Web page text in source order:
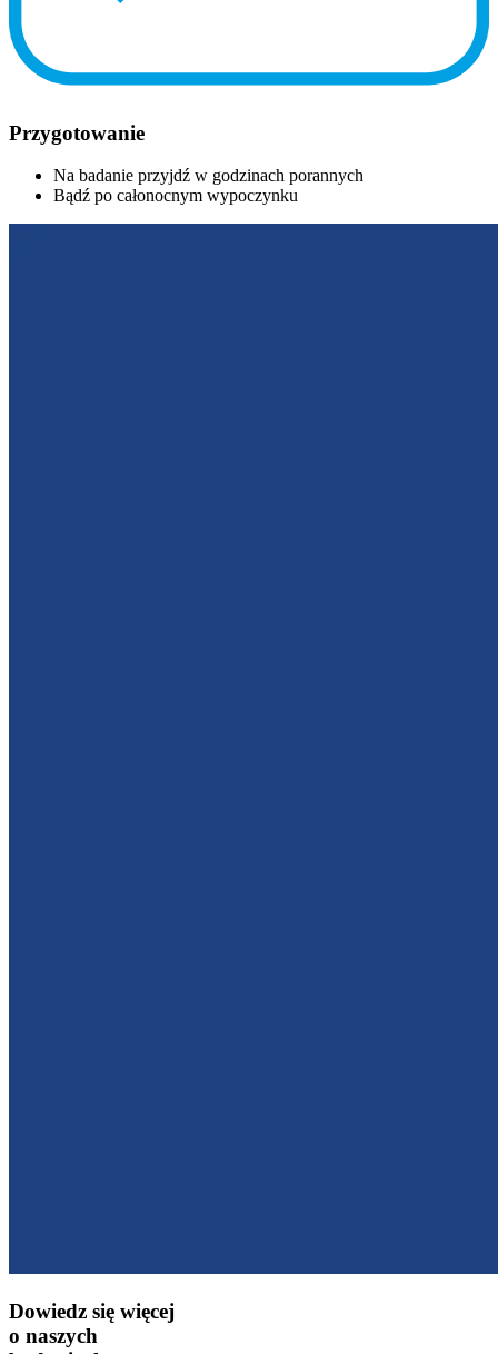
Przygotowanie
Na badanie przyjdź w godzinach porannych
Bądź po całonocnym wypoczynku
Dowiedz się więcej
o naszych